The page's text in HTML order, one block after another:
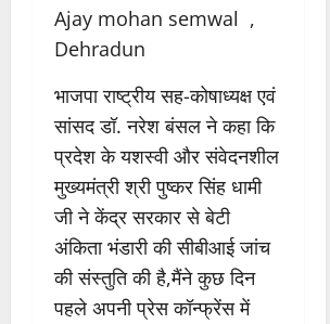
Ajay mohan semwal ,
Dehradun
भाजपा राष्ट्रीय सह-कोषाध्यक्ष एवं
सांसद डॉ. नरेश बंसल ने कहा कि
प्रदेश के यशस्वी और संवेदनशील
मुख्यमंत्री श्री पुष्कर सिंह धामी
जी ने केंद्र सरकार से बेटी
अंकिता भंडारी की सीबीआई जांच
की संस्तुति की है,मैंने कुछ दिन
पहले अपनी प्रेस कॉन्फ्रेंस में